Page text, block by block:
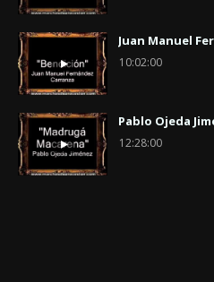
Juan Manuel
10:02:00
Pablo Ojeda
12:28:00